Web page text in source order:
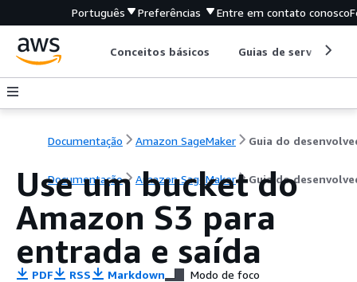
Português Preferências Entre em contato conosco
Conceitos básicos Guias de serviço
Documentação Amazon SageMaker
Documentação Amazon SageMaker Guia do
Use um bucket do
Amazon S3 para
entrada e saída
PDF RSS Markdown Modo de foco